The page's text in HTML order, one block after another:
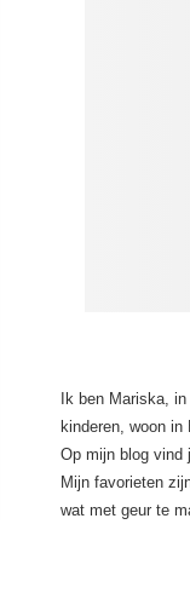
Ik ben Mariska,
kinderen, woon
Op mijn blog vind
Mijn favorieten
wat met geur te